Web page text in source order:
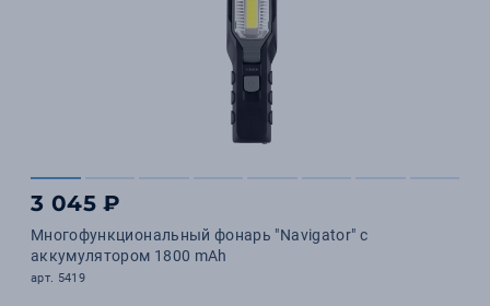
3 045 ₽
Многофункциональный фонарь "Navigator" с
аккумулятором 1800 mAh
арт. 5419